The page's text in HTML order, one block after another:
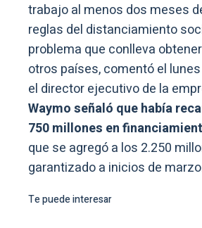
trabajo al menos dos meses
reglas del distanciamiento
problema que conlleva
otros países, comentó el
el director ejecutivo de la
Waymo señaló que había
750 millones en
que se agregó a los 2.250
garantizado a inicios de
Te puede interesar